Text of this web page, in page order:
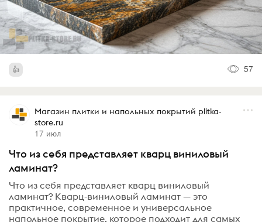
57
Магазин плитки и напольных покрытий plitka-
store.ru
17 июл
Что из себя представляет кварц виниловый
ламинат?
Что из себя представляет кварц виниловый
ламинат? Кварц-виниловый ламинат — это
практичное, современное и универсальное
напольное покрытие, которое подходит для самых